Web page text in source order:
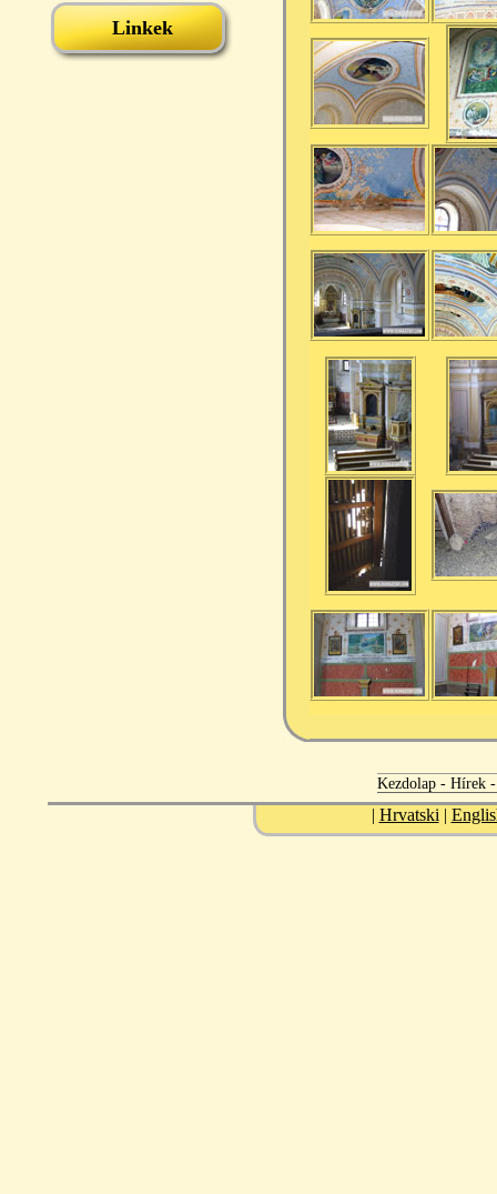
Linkek
Kezdolap - Hírek
| Hrvatski |